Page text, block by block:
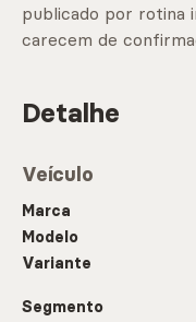
publicado por rotina
carecem de
Detalhe
Veículo
Marca
Modelo
Variante
Segmento